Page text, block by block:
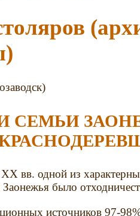
СЕМЬИ
вв. одной из
было
источников 97-